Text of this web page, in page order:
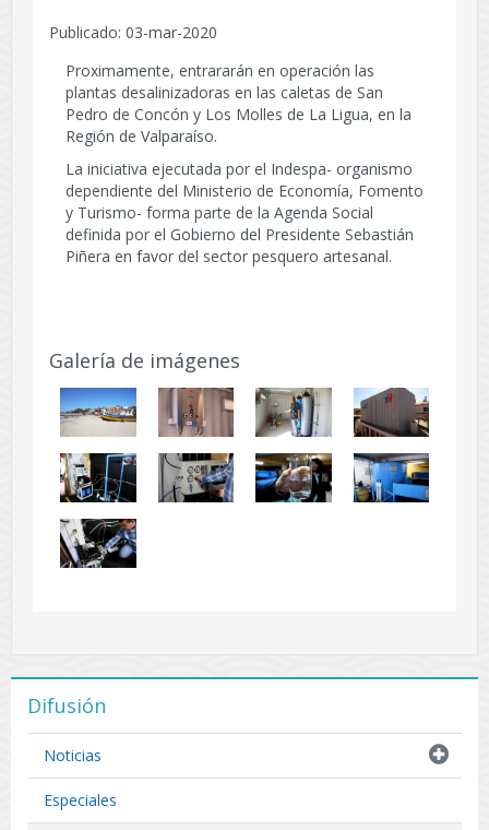
Publicado: 03-mar-2020
Proximamente, entrararán en operación las
plantas desalinizadoras en las caletas de San
Pedro de Concón y Los Molles de La Ligua, en la
Región de Valparaíso.
La iniciativa ejecutada por el Indespa- organismo
dependiente del Ministerio de Economía, Fomento
y Turismo- forma parte de la Agenda Social
definida por el Gobierno del Presidente Sebastián
Piñera en favor del sector pesquero artesanal.
Galería de imágenes
Difusión
Noticias
Especiales